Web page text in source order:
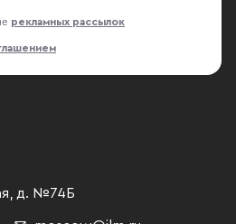
рекламных рассылок
д. №74Б